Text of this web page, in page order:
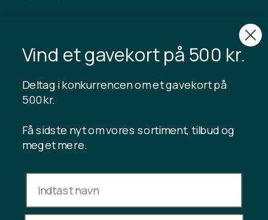
Om Tibladin
Blogg
Registrer kundeklubb
Kontakt oss
INFORMASJON
Personvernerklæring
Vind et gavekort på 500 kr.
Deltag i konkurrencen om et gavekort på
500 kr.
Få sidste nyt om vores sortiment, tilbud og
meget mere.